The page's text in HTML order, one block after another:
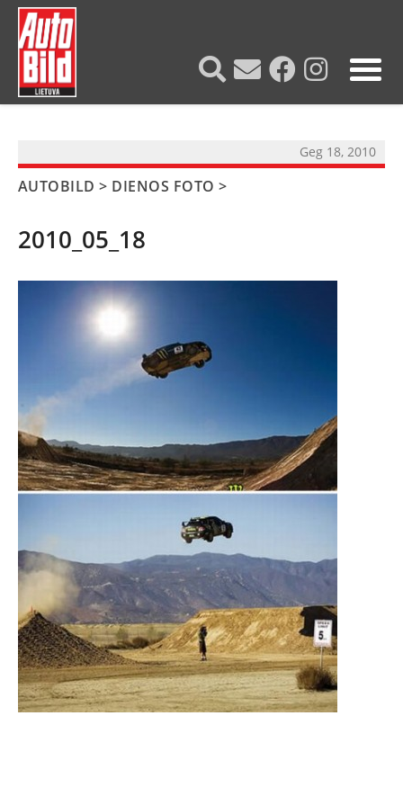
NAUJIENOS
NAUJI
NAUDOTI
REPORTAŽAI
SPORTAS
PATARIMAI
ĮVAIRENYBĖS
Geg 18, 2010
AUTOBILD > DIENOS FOTO >
2010_05_18